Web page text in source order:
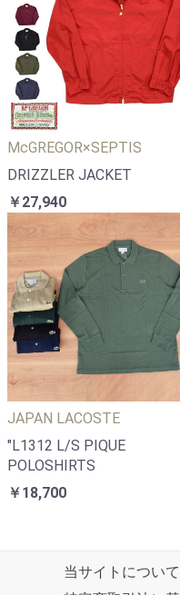
McGREGOR×SEPTIS
DRIZZLER JACKET
￥27,940
JAPAN LACOSTE
"L1312 L/S PIQUE
POLOSHIRTS
￥18,700
当サイトについて